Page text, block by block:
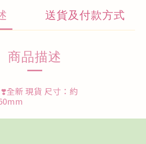
送貨及付款方式
商品描述
全新 現貨 尺寸：約